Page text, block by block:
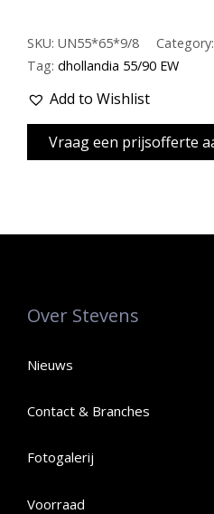
SKU: UN55*65*9/8 Category:
Tag: dhollandia 55/90 EW
Add to Wishlist
Over Stevens
Nieuws
Contact & Branches
Fotogalerij
Voorraad